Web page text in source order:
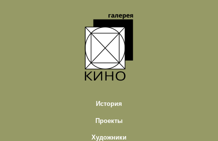
История
Проекты
Художники